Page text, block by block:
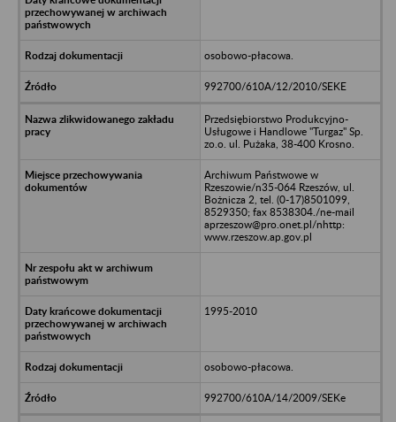
osobowo-płacowa.
992700/610A/12/2010/SEKE
Przedsiębiorstwo Produkcyjno-
Usługowe i Handlowe "Turgaz" Sp.
zo.o. ul. Pużaka, 38-400 Krosno.
Archiwum Państwowe w
Rzeszowie/n35-064 Rzeszów, ul.
Bożnicza 2, tel. (0-17)8501099,
8529350; fax 8538304./ne-mail
aprzeszow@pro.onet.pl/nhttp:
www.rzeszow.ap.gov.pl
1995-2010
osobowo-płacowa.
992700/610A/14/2009/SEKe